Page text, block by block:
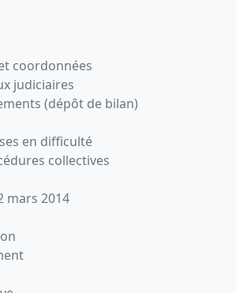
coordonnées
judiciaires
(dépôt de bilan)
en difficulté
collectives
mars 2014